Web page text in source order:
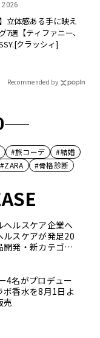
2026
立体感ある手に映え
7選【ティファニー、
クラッシィ]
Recommended by
#旅コーデ
#結婚
#ZARA #骨格診断
ヘルスケア企業へ
ルスケアが発足20
発・新カテゴリ
時のエピソード
4名がプロデュー
香水を8月1日よ
売